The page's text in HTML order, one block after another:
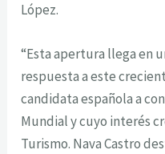
López.
“Esta apertura llega en
respuesta a este
candidata española a
Mundial y cuyo interés
Turismo. Nava Castro